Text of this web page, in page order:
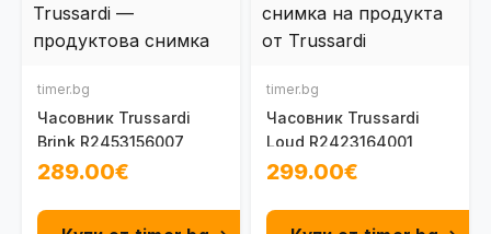
timer.bg
Часовник Trussardi
Brink R2453156007
289.00€
timer.bg
Часовник Trussardi
Loud R2423164001
299.00€